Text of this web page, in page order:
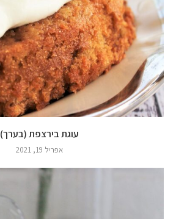
עוגת בירצפת (בערך)
אפריל 19, 2021